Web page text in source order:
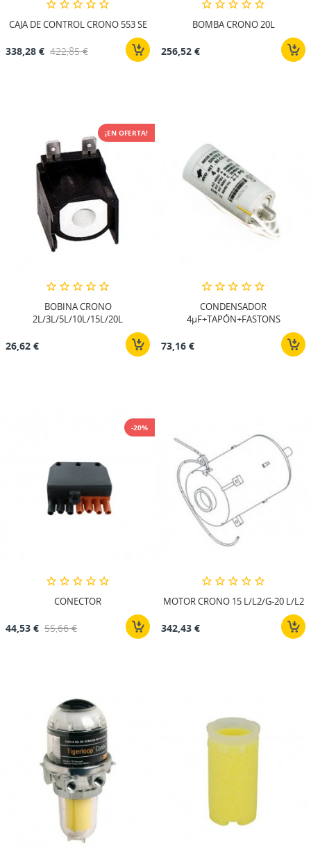
CAJA DE CONTROL CRONO 553 SE
338,28 € 422,85 €
BOMBA CRONO 20L
256,52 €
¡EN OFERTA!
BOBINA CRONO
2L/3L/5L/10L/15L/20L
26,62 €
CONDENSADOR
4µF+TAPÓN+FASTONS
73,16 €
-20%
CONECTOR
44,53 € 55,66 €
MOTOR CRONO 15 L/L2/G-20 L/L2
342,43 €